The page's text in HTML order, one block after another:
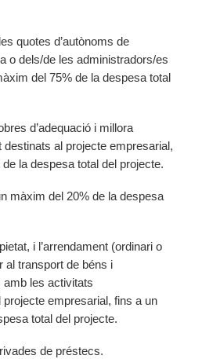
quotes d’autònoms de
o dels/de les administradors/es
del 75% de la despesa total
d’adequació i millora
destinats al projecte empresarial,
la despesa total del projecte.
màxim del 20% de la despesa
i l’arrendament (ordinari o
al transport de béns i
les activitats
empresarial, fins a un
total del projecte.
de préstecs.